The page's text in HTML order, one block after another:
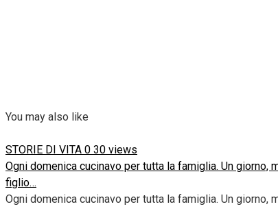
You may also like
STORIE DI VITA 0 30 views
Ogni domenica cucinavo per tutta la famiglia. Un
figlio…
Ogni domenica cucinavo per tutta la famiglia. Un giorno,